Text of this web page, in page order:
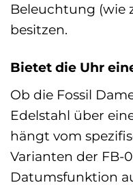
Beleuchtung (wie
besitzen.
Bietet die Uhr
Ob die Fossil
Edelstahl über
hängt vom
Varianten der FB-
Datumsfunktion